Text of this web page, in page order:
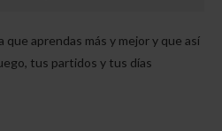
que aprendas más y mejor y que así
tus partidos y tus días